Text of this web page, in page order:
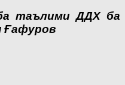
таълими ДДХ ба
Ғафуров